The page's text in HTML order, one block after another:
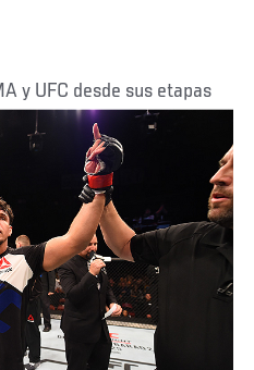
y UFC desde sus etapas